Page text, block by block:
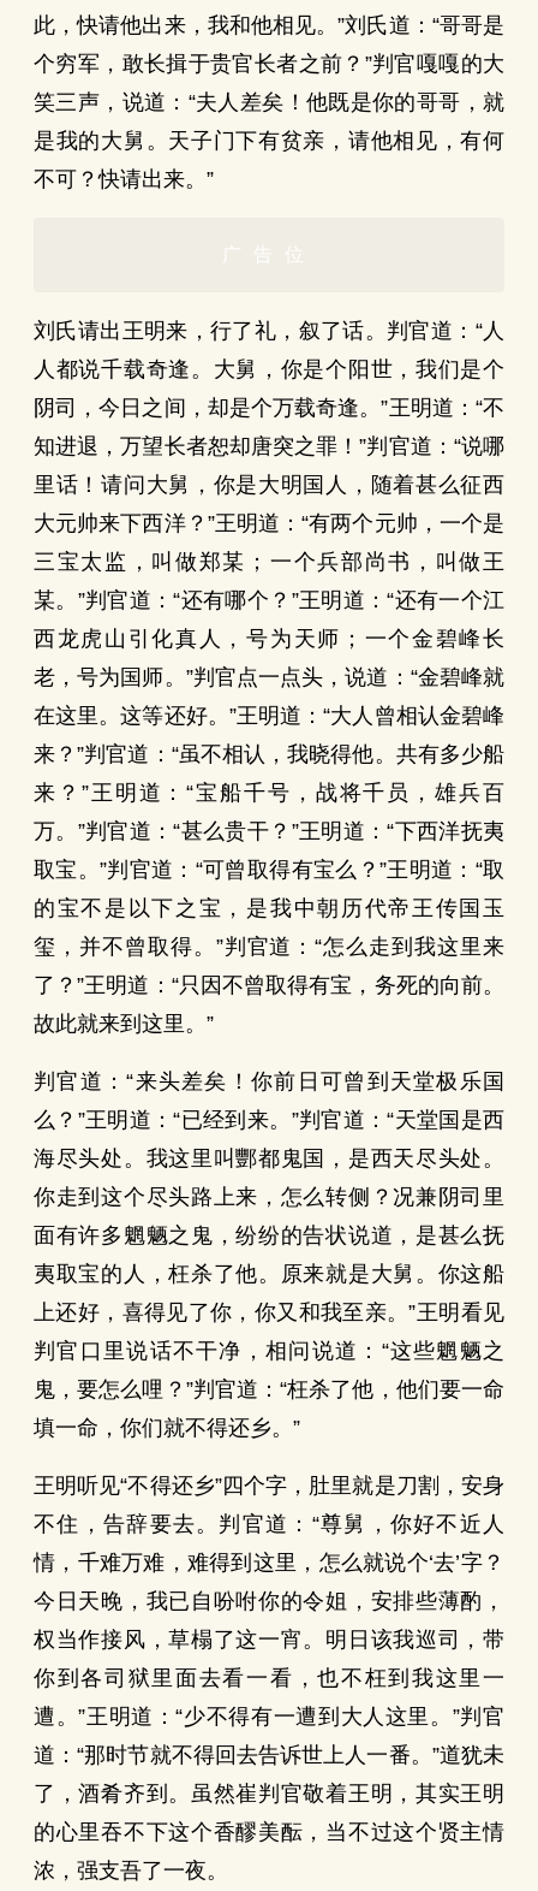
此，快请他出来，我和他相见。”刘氏道：“哥哥是
个穷军，敢长揖于贵官长者之前？”判官嘎嘎的大
笑三声，说道：“夫人差矣！他既是你的哥哥，就
是我的大舅。天子门下有贫亲，请他相见，有何
不可？快请出来。”
广告位
刘氏请出王明来，行了礼，叙了话。判官道：“人
人都说千载奇逢。大舅，你是个阳世，我们是个
阴司，今日之间，却是个万载奇逢。”王明道：“不
知进退，万望长者恕却唐突之罪！”判官道：“说哪
里话！请问大舅，你是大明国人，随着甚么征西
大元帅来下西洋？”王明道：“有两个元帅，一个是
三宝太监，叫做郑某；一个兵部尚书，叫做王
某。”判官道：“还有哪个？”王明道：“还有一个江
西龙虎山引化真人，号为天师；一个金碧峰长
老，号为国师。”判官点一点头，说道：“金碧峰就
在这里。这等还好。”王明道：“大人曾相认金碧峰
来？”判官道：“虽不相认，我晓得他。共有多少船
来？”王明道：“宝船千号，战将千员，雄兵百
万。”判官道：“甚么贵干？”王明道：“下西洋抚夷
取宝。”判官道：“可曾取得有宝么？”王明道：“取
的宝不是以下之宝，是我中朝历代帝王传国玉
玺，并不曾取得。”判官道：“怎么走到我这里来
了？”王明道：“只因不曾取得有宝，务死的向前。
故此就来到这里。”
判官道：“来头差矣！你前日可曾到天堂极乐国
么？”王明道：“已经到来。”判官道：“天堂国是西
海尽头处。我这里叫酆都鬼国，是西天尽头处。
你走到这个尽头路上来，怎么转侧？况兼阴司里
面有许多魍魉之鬼，纷纷的告状说道，是甚么抚
夷取宝的人，枉杀了他。原来就是大舅。你这船
上还好，喜得见了你，你又和我至亲。”王明看见
判官口里说话不干净，相问说道：“这些魍魉之
鬼，要怎么哩？”判官道：“枉杀了他，他们要一命
填一命，你们就不得还乡。”
王明听见“不得还乡”四个字，肚里就是刀割，安身
不住，告辞要去。判官道：“尊舅，你好不近人
情，千难万难，难得到这里，怎么就说个‘去’字？
今日天晚，我已自吩咐你的令姐，安排些薄酌，
权当作接风，草榻了这一宵。明日该我巡司，带
你到各司狱里面去看一看，也不枉到我这里一
遭。”王明道：“少不得有一遭到大人这里。”判官
道：“那时节就不得回去告诉世上人一番。”道犹未
了，酒肴齐到。虽然崔判官敬着王明，其实王明
的心里吞不下这个香醪美酝，当不过这个贤主情
浓，强支吾了一夜。